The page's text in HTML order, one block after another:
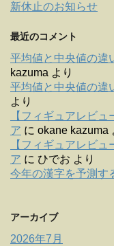
新休止のお知らせ
最近のコメント
平均値と中央値の違
kazuma より
平均値と中央値の違
より
【フィギュアレビ
ア に okane kazuma
【フィギュアレビ
ア に ひでお より
今年の漢字を予測す
アーカイブ
2026年7月